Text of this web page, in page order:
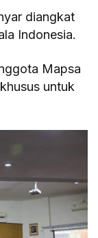
diangkat
Indonesia.
Mapsa
untuk